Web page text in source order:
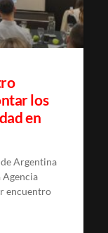
los
en
Argentina
Agencia
encuentro